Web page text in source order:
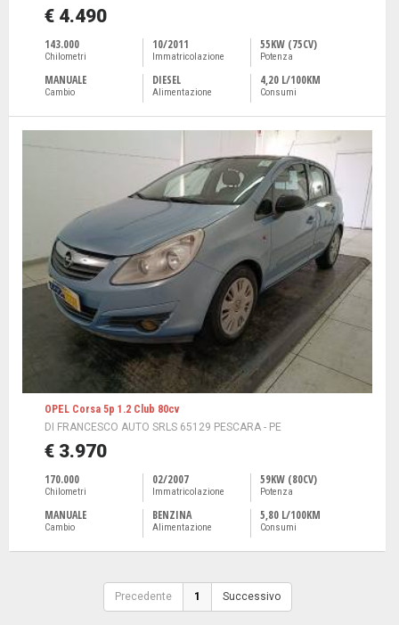
€ 4.490
143.000
Chilometri
10/2011
Immatricolazione
55KW (75CV)
Potenza
MANUALE
Cambio
DIESEL
Alimentazione
4,20 L/100KM
Consumi
OPEL Corsa 5p 1.2 Club 80cv
DI FRANCESCO AUTO SRLS 65129 PESCARA - PE
€ 3.970
170.000
Chilometri
02/2007
Immatricolazione
59KW (80CV)
Potenza
MANUALE
Cambio
BENZINA
Alimentazione
5,80 L/100KM
Consumi
Precedente 1 Successivo